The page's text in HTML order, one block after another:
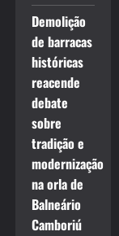
Demolição
de barracas
históricas
reacende
debate
sobre
tradição e
modernização
na orla de
Balneário
Camboriú